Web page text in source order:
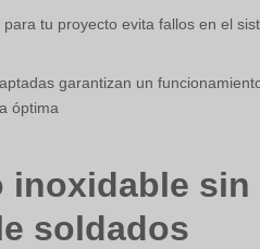
tu proyecto evita fallos en el
garantizan un
óptima
inoxidable
soldados